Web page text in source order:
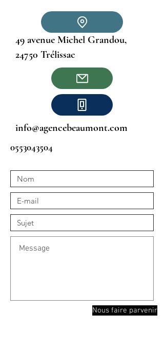
49 avenue Michel Grandou,
24750 Trélissac
info@agencebeaumont.com
0553043504
Nous faire parvenir